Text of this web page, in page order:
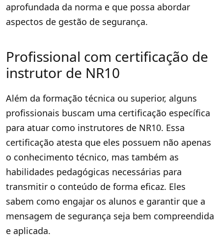
aprofundada da norma e que possa abordar
aspectos de gestão de segurança.
Profissional com certificação de
instrutor de NR10
Além da formação técnica ou superior, alguns
profissionais buscam uma certificação específica
para atuar como instrutores de NR10. Essa
certificação atesta que eles possuem não apenas
o conhecimento técnico, mas também as
habilidades pedagógicas necessárias para
transmitir o conteúdo de forma eficaz. Eles
sabem como engajar os alunos e garantir que a
mensagem de segurança seja bem compreendida
e aplicada.